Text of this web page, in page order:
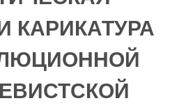
КАРИКАТУРА